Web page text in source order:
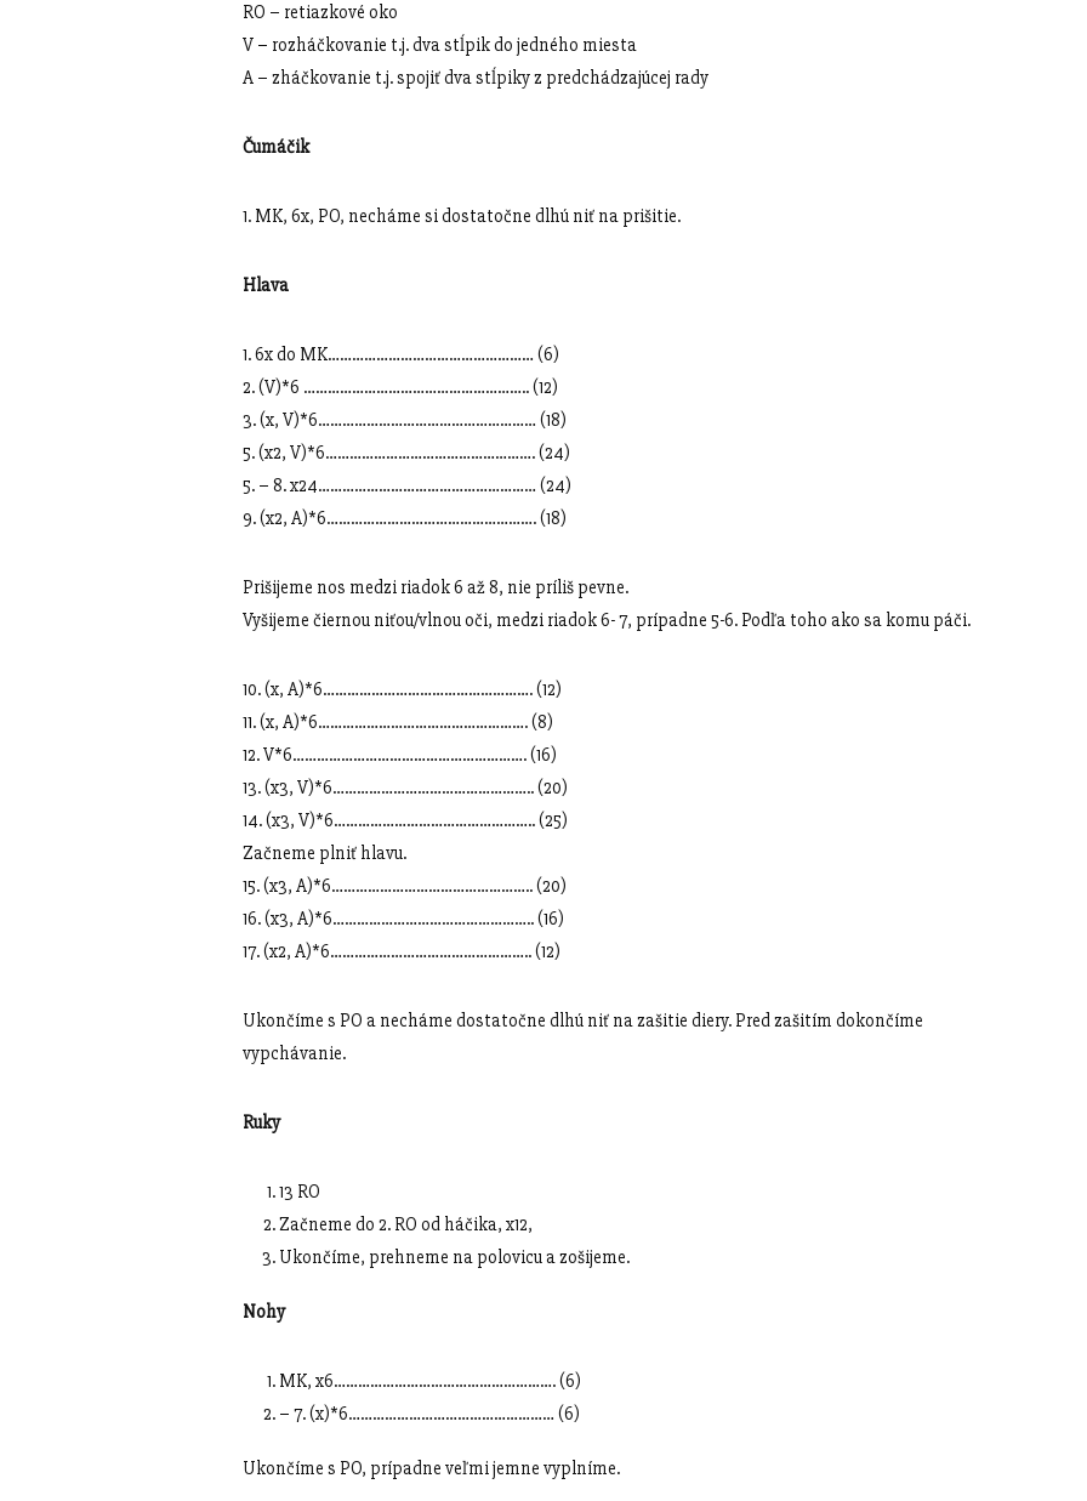
RO – retiazkové oko
V – rozháčkovanie t.j. dva stĺpik do jedného miesta
A – zháčkovanie t.j. spojiť dva stĺpiky z predchádzajúcej rady
Čumáčik
1. MK, 6x, PO, necháme si dostatočne dlhú niť na prišitie.
Hlava
1. 6x do MK…………………………………………… (6)
2. (V)*6 ……………………………………………….. (12)
3. (x, V)*6……………………………………………… (18)
5. (x2, V)*6……………………………………………. (24)
5. – 8. x24……………………………………………… (24)
9. (x2, A)*6……………………………………………. (18)
Prišijeme nos medzi riadok 6 až 8, nie príliš pevne.
Vyšijeme čiernou niťou/vlnou oči, medzi riadok 6- 7, prípadne 5-6. Podľa toho ako sa komu páči.
10. (x, A)*6……………………………………………. (12)
11. (x, A)*6……………………………………………. (8)
12. V*6…………………………………………………. (16)
13. (x3, V)*6………………………………………….. (20)
14. (x3, V)*6………………………………………….. (25)
Začneme plniť hlavu.
15. (x3, A)*6………………………………………….. (20)
16. (x3, A)*6………………………………………….. (16)
17. (x2, A)*6………………………………………….. (12)
Ukončíme s PO a necháme dostatočne dlhú niť na zašitie diery. Pred zašitím dokončíme
vypchávanie.
Ruky
13 RO
Začneme do 2. RO od háčika, x12,
Ukončíme, prehneme na polovicu a zošijeme.
Nohy
MK, x6………………………………………………. (6)
– 7. (x)*6…………………………………………… (6)
Ukončíme s PO, prípadne veľmi jemne vyplníme.